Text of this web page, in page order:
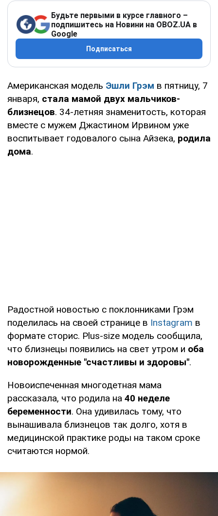
Будьте первыми в курсе главного –
подпишитесь на Новини на OBOZ.UA в
Google
Подписаться
Американская модель Эшли Грэм в пятницу, 7
января, стала мамой двух мальчиков-
близнецов. 34-летняя знаменитость, которая
вместе с мужем Джастином Ирвином уже
воспитывает годовалого сына Айзека, родила
дома.
Радостной новостью с поклонниками Грэм
поделилась на своей странице в Instagram в
формате сторис. Plus-size модель сообщила,
что близнецы появились на свет утром и оба
новорожденные "счастливы и здоровы".
Новоиспеченная многодетная мама
рассказала, что родила на 40 неделе
беременности. Она удивилась тому, что
вынашивала близнецов так долго, хотя в
медицинской практике роды на таком сроке
считаются нормой.